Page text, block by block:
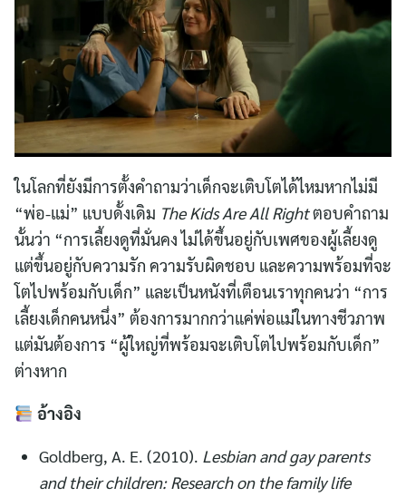
ในโลกที่ยังมีการตั้งคำถามว่าเด็กจะเติบโตได้ไหมหากไม่มี
“พ่อ-แม่” แบบดั้งเดิม The Kids Are All Rightตอบคำถาม
นั้นว่า “การเลี้ยงดูที่มั่นคง ไม่ได้ขึ้นอยู่กับเพศของผู้เลี้ยงดู
แต่ขึ้นอยู่กับความรัก ความรับผิดชอบ และความพร้อมที่จะ
โตไปพร้อมกับเด็ก” และเป็นหนังที่เตือนเราทุกคนว่า “การ
เลี้ยงเด็กคนหนึ่ง” ต้องการมากกว่าแค่พ่อแม่ในทางชีวภาพ
แต่มันต้องการ “ผู้ใหญ่ที่พร้อมจะเติบโตไปพร้อมกับเด็ก”
ต่างหาก
อ้างอิง
Goldberg, A. E. (2010). Lesbian and gay parents
and their children: Research on the family life